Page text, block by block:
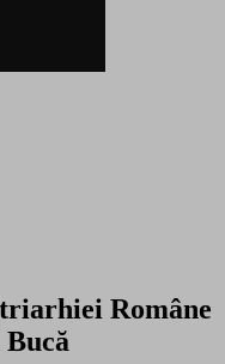
Române